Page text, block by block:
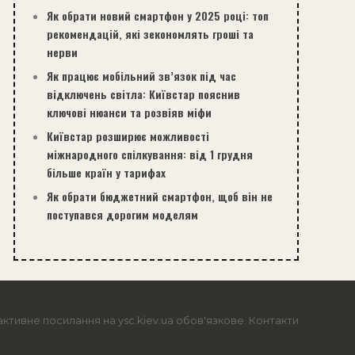
Як обрати новий смартфон у 2025 році: топ
рекомендацій, які зекономлять гроші та
нерви
Як працює мобільний зв’язок під час
відключень світла: Київстар пояснив
ключові нюанси та розвіяв міфи
Київстар розширює можливості
міжнародного спілкування: від 1 грудня
більше країн у тарифах
Як обрати бюджетний смартфон, щоб він не
поступався дорогим моделям
посилання на ysc.kiev.ua обов'язкове. Контакти